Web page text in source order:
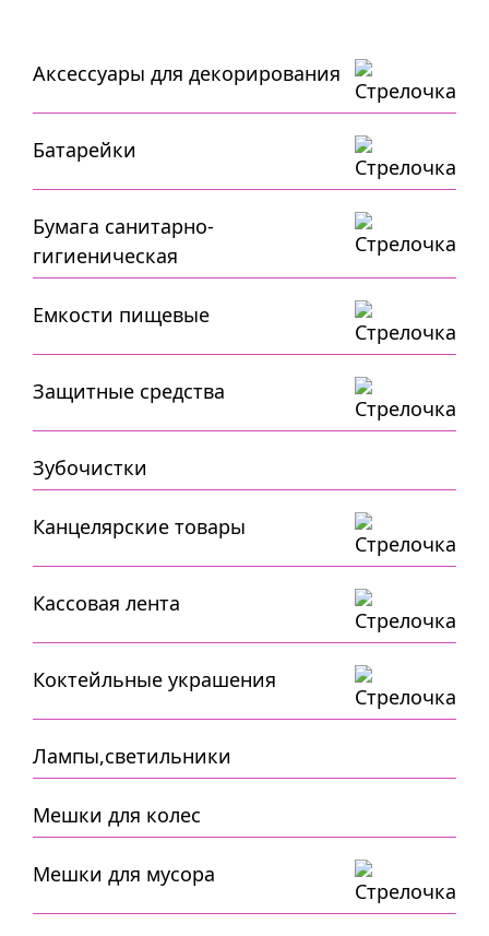
Аксессуары для декорирования
Батарейки
Бумага санитарно-
гигиеническая
Емкости пищевые
Защитные средства
Зубочистки
Канцелярские товары
Кассовая лента
Коктейльные украшения
Лампы,светильники
Мешки для колес
Мешки для мусора